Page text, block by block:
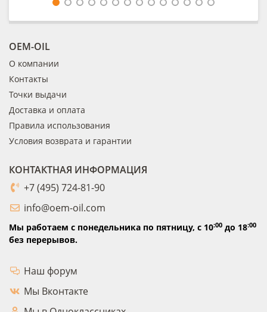
OEM-OIL
О компании
Контакты
Точки выдачи
Доставка и оплата
Правила использования
Условия возврата и гарантии
КОНТАКТНАЯ ИНФОРМАЦИЯ
+7 (495) 724-81-90
info@oem-oil.com
Мы работаем с понедельника по пятницу, с 10:00 до 18:00
без перерывов.
Наш форум
Мы Вконтакте